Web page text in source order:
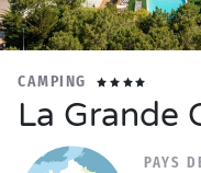
CAMPING
La Grande
PAYS